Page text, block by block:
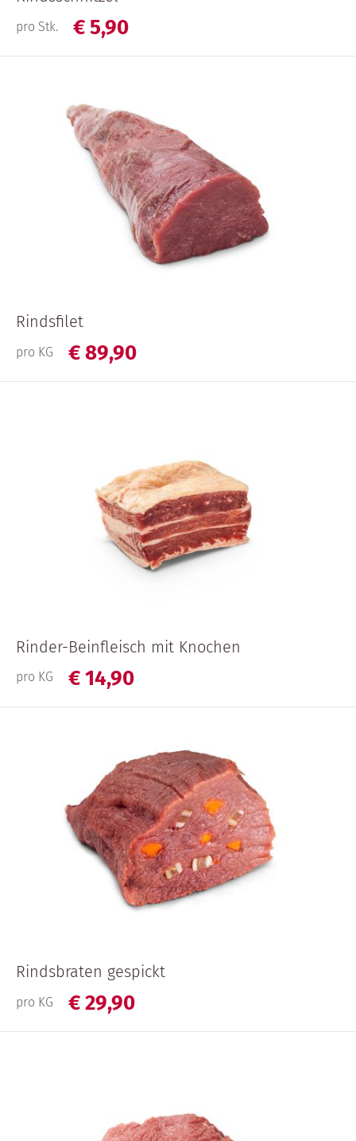
pro Stk. €5,90
Rindsfilet
pro KG €89,90
Rinder-Beinfleisch mit Knochen
pro KG €14,90
Rindsbraten gespickt
pro KG €29,90